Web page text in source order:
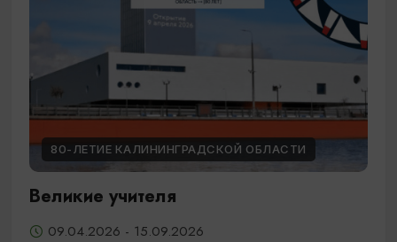
80-ЛЕТИЕ КАЛИНИНГРАДСКОЙ ОБЛАСТИ
Великие учителя
09.04.2026 - 15.09.2026